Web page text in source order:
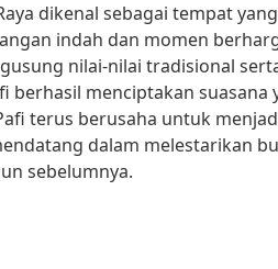
dikenal sebagai tempat yang
indah dan momen
nilai-nilai tradisional
berhasil menciptakan suasana
terus berusaha untuk
dalam melestarikan
sebelumnya.